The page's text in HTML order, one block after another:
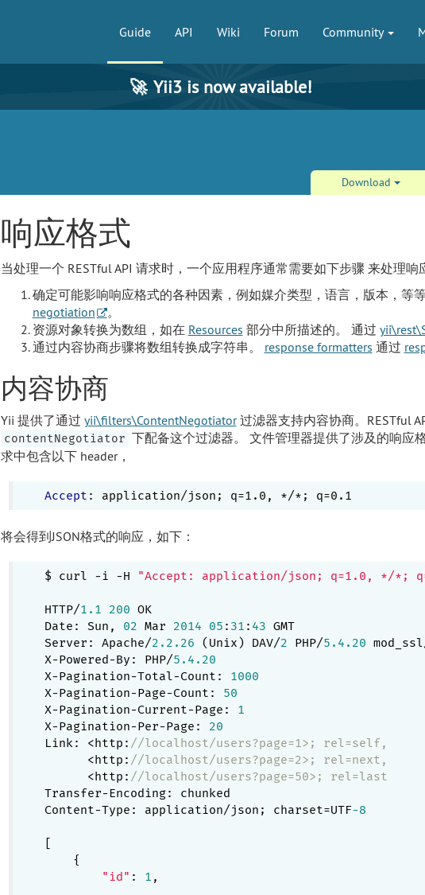
Guide API Wiki Forum Community
🚀 Yii3 is now available!
Download
响应格式
当处理一个 RESTful API 请求时，一个应用程序通常需要如下步骤 来处理响
确定可能影响响应格式的各种因素，例如媒介类型，语言，版本，等
negotiation
。
资源对象转换为数组，如在 Resources 部分中所描述的。 通过
通过内容协商步骤将数组转换成字符串。 response formatters 通过
内容协商
Yii 提供了通过 yii\filters\ContentNegotiator过滤器支持内容协商。RESTful
contentNegotiator 下配备这个过滤器。 文件管理器提供了涉及的响应
求中包含以下 header，
Accept
将会得到JSON格式的响应，如下：
$ curl -i -H "Accept: application/json; q=1.0, */*;
HTTP/1.1 200 OK
Date: Sun, 02 Mar 2014 05 : 31 : 43 GMT
Server: Apache/2.2 .26 (Unix) DAV/2 PHP/5.4 .20
X-Powered-By: PHP/5.4 .20
X-Pagination-Total-Count: 1000
X-Pagination-Page-Count: 50
X-Pagination-Current-Page: 1
X-Pagination-Per-Page: 20
Link: <http: //localhost/users?page=1>; rel=self,
      <http:
//localhost/users?page=2>; rel=next,
      <http:
//localhost/users?page=50>; rel=last
Transfer-Encoding: chunked
Content-Type: application/json; charset=UTF-8
[
    {
"id" : 1 ,